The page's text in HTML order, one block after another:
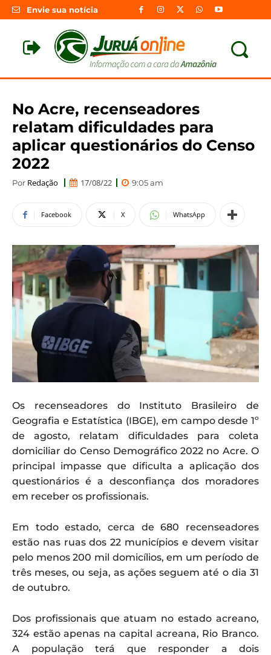
Envie sua notícia
No Acre, recenseadores
relatam dificuldades para
aplicar questionários do Censo
2022
Por Redação 17/08/22 9:05 am
Facebook X WhatsApp
Os recenseadores do Instituto Brasileiro de
Geografia e Estatística (IBGE), em campo desde 1º
de agosto, relatam dificuldades para coleta
domiciliar do Censo Demográfico 2022 no Acre. O
principal impasse que dificulta a aplicação dos
questionários é a desconfiança dos moradores
em receber os profissionais.
Em todo estado, cerca de 680 recenseadores
estão nas ruas dos 22 municípios e devem visitar
pelo menos 200 mil domicílios, em um período de
três meses, ou seja, as ações seguem até o dia 31
de outubro.
Dos profissionais que atuam no estado acreano,
324 estão apenas na capital acreana, Rio Branco.
A população terá que responder a dois